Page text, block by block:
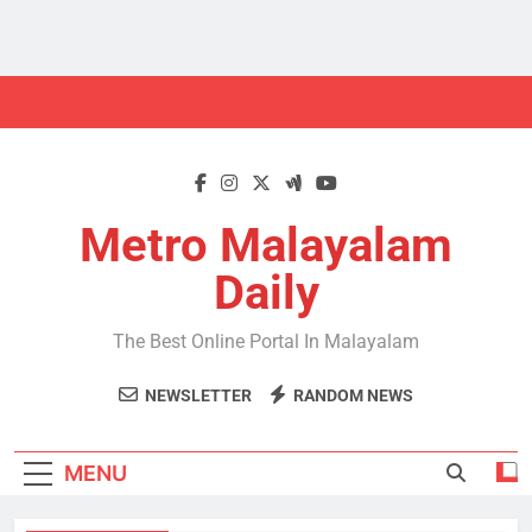
Metro Malayalam
Daily
The Best Online Portal In Malayalam
NEWSLETTER RANDOM NEWS
MENU